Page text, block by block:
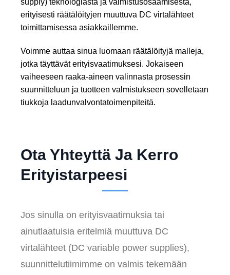
erityisesti räätälöityjen muuttuva DC virtalähteet
toimittamisessa asiakkaillemme.
Voimme auttaa sinua luomaan räätälöityjä malleja,
jotka täyttävät erityisvaatimuksesi. Jokaiseen
vaiheeseen raaka-aineen valinnasta prosessin
suunnitteluun ja tuotteen valmistukseen sovelletaan
tiukkoja laadunvalvontatoimenpiteitä.
Ota Yhteyttä Ja Kerro
Erityistarpeesi
Jos sinulla on erityisvaatimuksia tai
ainutlaatuisia eritelmiä muuttuva DC
virtalähteet (DC variable power supplies),
suunnittelutiimimme on valmis tekemään